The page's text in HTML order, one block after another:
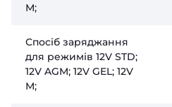
М;
Спосіб заряджання
для режимів 12V STD;
12V AGM; 12V GEL; 12V
М;